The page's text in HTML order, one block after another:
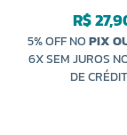
R$
5% OFF NOPIX
6X SEM JUROS
DE